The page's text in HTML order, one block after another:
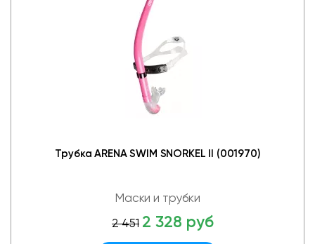
Трубка ARENA SWIM SNORKEL II (001970)
Маски и трубки
2 451 2 328 руб